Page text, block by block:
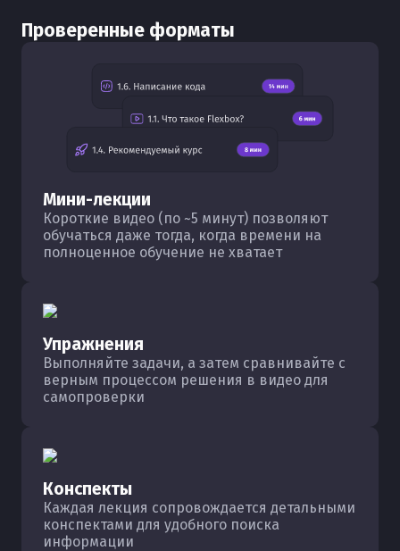
Проверенные форматы
Мини-лекции
Короткие видео (по ~5 минут) позволяют
обучаться даже тогда, когда времени на
полноценное обучение не хватает
Упражнения
Выполняйте задачи, а затем сравнивайте с
верным процессом решения в видео для
самопроверки
Конспекты
Каждая лекция сопровождается детальными
конспектами для удобного поиска
информации